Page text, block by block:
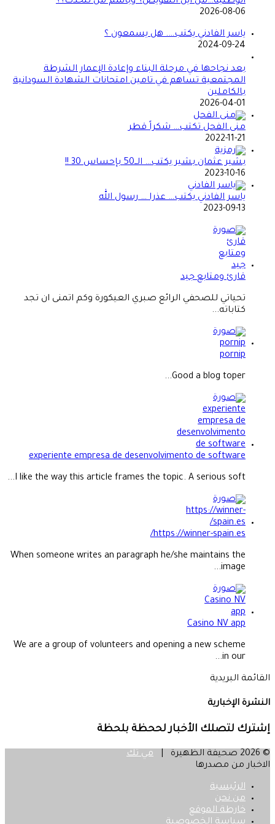
2026-08-06
ياسر الفادني يكتب…. هل يسمعون ؟
2024-09-24
بعد نجاحها في مرحلة البناء وإعادة الإعمار الشرطة
المجتمعية تساهم في تامين امتحانات الشهادة السودانية
بالكاملين
2026-04-01
منى الفحل تكتب… شكراً قطر
2022-11-21
بشير عثمان بشير يكتب… الــ50 بإحساس 30 !!
2023-10-16
ياسر الفادني يكتب… عذرا … رسول الله
2023-09-13
قارئ ومتابع جيد
تحياتي للصحفي الرائع صبري العيكورة وكم اتمنى ان تجد
كتاباته...
pornip
Good a blog toper...
experiente empresa de desenvolvimento de software
I like the way this article frames the topic. A serious soft...
https://winner-spain.es/
When someone writes an paragraph he/she maintains the
image...
Casino NV app
We are a group of volunteers and opening a new scheme
in our...
القائمة البريدية
النشرة الإخبارية
إشترك لتصلك الأخبار لححظة بلحظة
© 2026 صحيفة الظهيرة |
مي تك
الاخبار من مصدرها
الرئيسية
من نحن
خارطة الموقع